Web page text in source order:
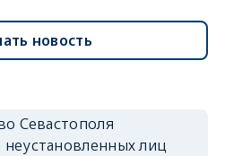
новость
Севастополя
лиц